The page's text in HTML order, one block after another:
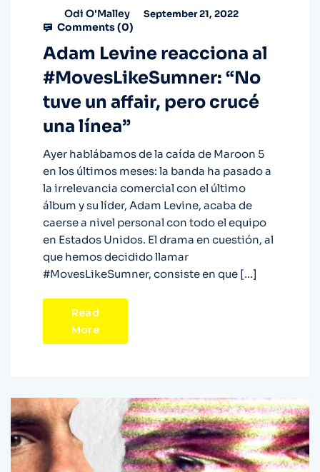
Odi O'Malley September 21, 2022
Comments (0)
Adam Levine reacciona al
#MovesLikeSumner: “No
tuve un affair, pero crucé
una línea”
Ayer hablábamos de la caída de Maroon 5
en los últimos meses: la banda ha pasado a
la irrelevancia comercial con el último
álbum y su líder, Adam Levine, acaba de
caerse a nivel personal con todo el equipo
en Estados Unidos. El drama en cuestión, al
que hemos decidido llamar
#MovesLikeSumner, consiste en que […]
Read
More